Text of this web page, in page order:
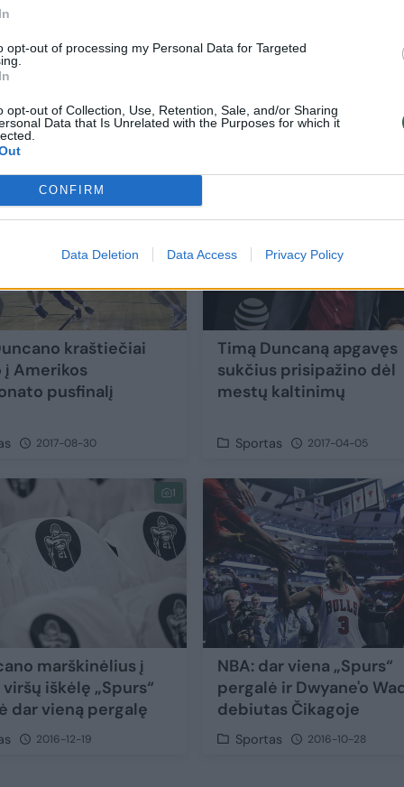
opt-out of processing my Personal Data for Targeted
opt-out of Collection, Use, Retention, Sale, and/or Sharing
Data that Is Unrelated with the Purposes for which it
CONFIRM
Data Deletion Data Access Privacy Policy
Sportas 2019-07-23
1
kraštiečiai
į Amerikos
pusfinalį
2017-08-30
Timą Duncaną apgavęs
sukčius prisipažino dėl
mestų kaltinimų
Sportas 2017-04-05
1
marškinėlius į
iškėlę „Spurs“
dar vieną pergalę
2016-12-19
NBA: dar viena „Spurs“
pergalė ir Dwyane'o
debiutas Čikagoje
Sportas 2016-10-28